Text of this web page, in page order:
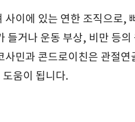
사이에 있는 연한 조직으로,
들거나 운동 부상, 비만 등
사민과 콘드로이친은 관절
움이 됩니다.